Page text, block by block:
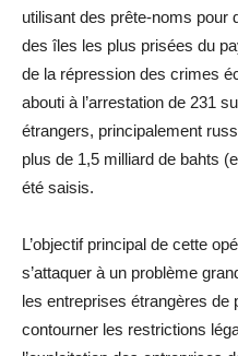
utilisant des prête-noms pour
des îles les plus prisées du
de la répression des crimes
abouti à l’arrestation de 231
étrangers, principalement
plus de 1,5 milliard de bahts
été saisis.
L’objectif principal de cette
s’attaquer à un problème
les entreprises étrangères de
contourner les restrictions